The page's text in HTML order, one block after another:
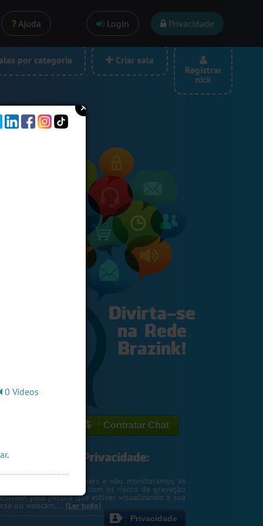
Ajuda Login Privacidade
por categoria
Criar sala
Registrar
nick
Contratar Chat
o seu IP de hackers e não monitoramos as
Entretanto, cuidado com os riscos de gravação
pela pessoa que estiver visualizando a sua
ou webcam.... (Ler tudo)
Privacidade
0 Vídeos
.